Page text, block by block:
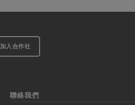
加入合作社
聯絡我們